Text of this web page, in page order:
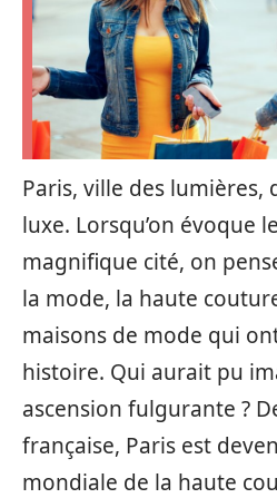
Paris, ville des lumières,
luxe. Lorsqu’on évoque
magnifique cité, on
la mode, la haute
maisons de mode qui
histoire. Qui aurait pu
ascension fulgurante ?
française, Paris est
mondiale de la haute